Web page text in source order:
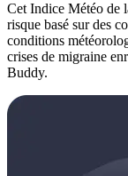
Cet Indice Météo de
risque basé sur des
conditions
crises de migraine
Buddy.